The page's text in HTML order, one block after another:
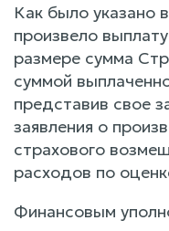
Как было указано
произвело
размере сумма
суммой
представив свое
заявления о
страхового
расходов по
Финансовым